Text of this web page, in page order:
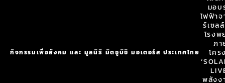
กิจกรรมเพื่อสังคม และ มูลนิธิ มิตซูบิชิ มอเตอร์ส ประเทศไทย
มอบ
ไฟฟ้าจ
ร์เซล
โรงพ
ภา
โคร
พลังง